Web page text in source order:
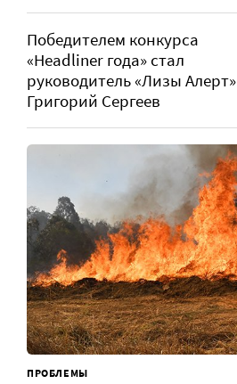
Победителем конкурса
«Headliner года» cтал
руководитель «Лизы Алерт»
Григорий Сергеев
ПРОБЛЕМЫ